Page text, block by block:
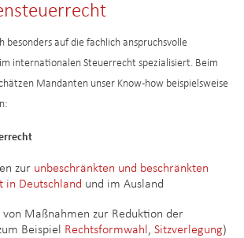
besonders auf die fachlich anspruchsvolle
internationalen Steuerrecht spezialisiert. Beim
Mandanten unser Know-how beispielsweise
zur unbeschränkten und beschränkten
in Deutschland und im Ausland
von Maßnahmen zur Reduktion der
Beispiel Rechtsformwahl, Sitzverlegung)